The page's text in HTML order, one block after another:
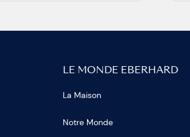
LE MONDE EBERHARD
La Maison
Notre Monde